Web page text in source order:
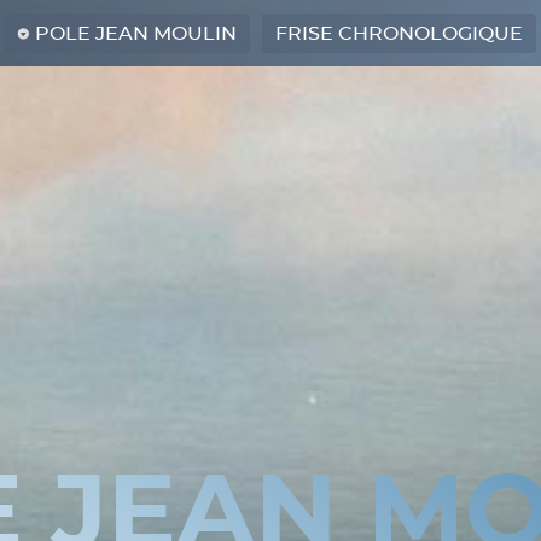
POLE JEAN MOULIN FRISE CHRONOLOGIQUE
JEAN